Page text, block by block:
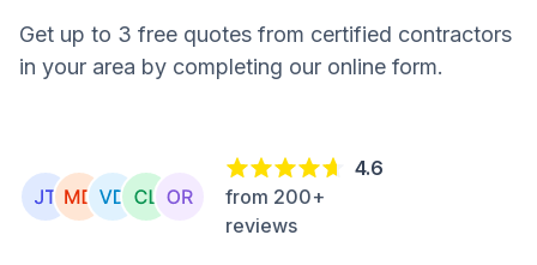
Get up to 3 free quotes from certified contractors
in your area by completing our online form.
4.6
from 200+
reviews